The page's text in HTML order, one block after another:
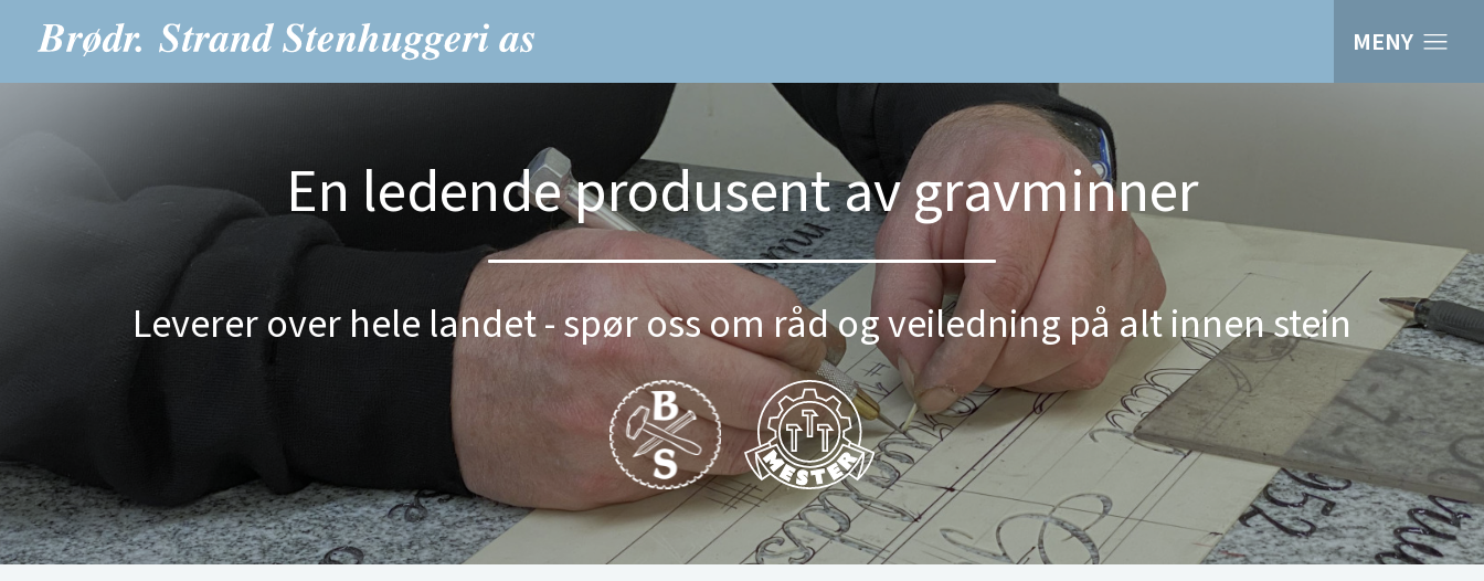
MENY
En ledende produsent av gravminner
Leverer over hele landet - spør oss om råd og veiledning på alt innen stein